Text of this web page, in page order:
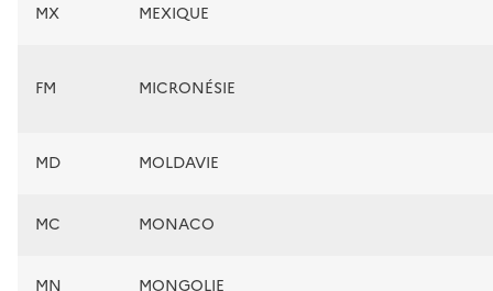
MX MEXIQUE
FM MICRONÉSIE
MD MOLDAVIE
MC MONACO
MN MONGOLIE